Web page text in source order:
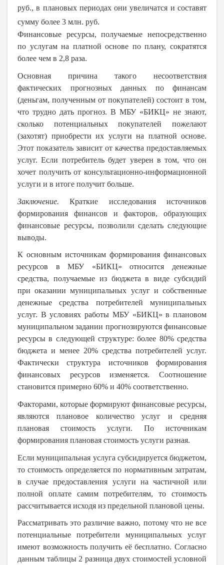
руб., в плановых периодах они увеличатся и составят
сумму более 3 млн. руб.
Финансовые ресурсы, получаемые непосредственно
по услугам на платной основе по плану, сократятся
более чем в 2,8 раза.
Основная причина такого несоответствия
фактических прогнозных данных по финансам
(деньгам, полученным от покупателей) состоит в том,
что трудно дать прогноз. В МБУ «БИКЦ» не знают,
сколько потенциальных покупателей пожелают
(захотят) приобрести их услуги на платной основе.
Этот показатель зависит от качества предоставляемых
услуг. Если потребитель будет уверен в том, что он
хочет получить от консультационно-информационной
услуги и в итоге получит больше.
Заключение. Краткие исследования источников
формирования финансов и факторов, образующих
финансовые ресурсы, позволили сделать следующие
выводы.
К основным источникам формирования финансовых
ресурсов в МБУ «БИКЦ» относится денежные
средства, получаемые из бюджета в виде субсидий
при оказании муниципальных услуг и собственные
денежные средства потребителей муниципальных
услуг. В условиях работы МБУ «БИКЦ» в плановом
муниципальном задании прогнозируются финансовые
ресурсы в следующей структуре: более 80% средства
бюджета и менее 20% средства потребителей услуг.
Фактически структура источников формирования
финансовых ресурсов изменяется. Соотношение
становится примерно 60% и 40% соответственно.
Факторами, которые формируют финансовые ресурсы,
являются плановое количество услуг и средняя
плановая стоимость услуги. По источникам
формирования плановая стоимость услуги разная.
Если муниципальная услуга субсидируется бюджетом,
то стоимость определяется по нормативным затратам,
в случае предоставления услуги на частичной или
полной оплате самим потребителям, то стоимость
рассчитывается исходя из предельной плановой цены.
Рассматривать это различие важно, потому что не все
потенциальные потребители муниципальных услуг
имеют возможность получить её бесплатно. Согласно
данным таблицы 2 разница двух стоимостей условной